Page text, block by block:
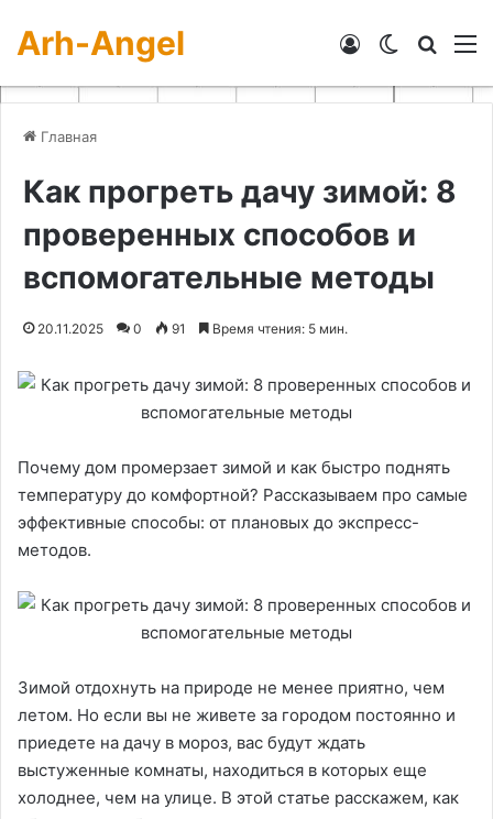
Arh-Angel Switch skin
Войти
Главная
Как прогреть дачу зимой: 8
проверенных способов и
вспомогательные методы
20.11.2025 0 91 Время чтения: 5 мин.
Почему дом промерзает зимой и как быстро поднять
температуру до комфортной? Рассказываем про самые
эффективные способы: от плановых до экспресс-
методов.
Зимой отдохнуть на природе не менее приятно, чем
летом. Но если вы не живете за городом постоянно и
приедете на дачу в мороз, вас будут ждать
выстуженные комнаты, находиться в которых еще
холоднее, чем на улице. В этой статье расскажем, как